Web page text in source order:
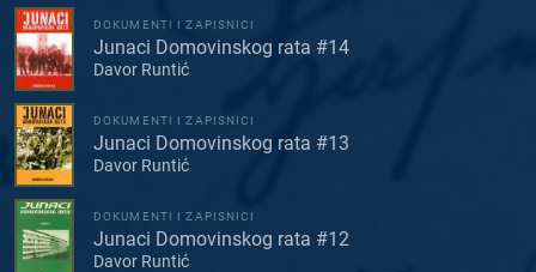
DOKUMENTI I ZAPISNICI
Junaci Domovinskog rata #14
Davor Runtić
DOKUMENTI I ZAPISNICI
Junaci Domovinskog rata #13
Davor Runtić
DOKUMENTI I ZAPISNICI
Junaci Domovinskog rata #12
Davor Runtić